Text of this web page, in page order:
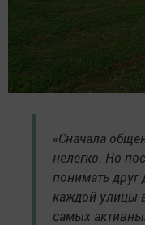
«Сначала
нелегко. Но
понимать друг
каждой улицы
самых